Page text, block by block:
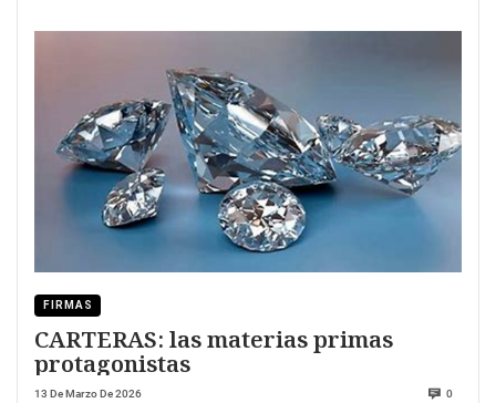
FIRMAS
CARTERAS: las materias primas
protagonistas
13 De Marzo De 2026 0